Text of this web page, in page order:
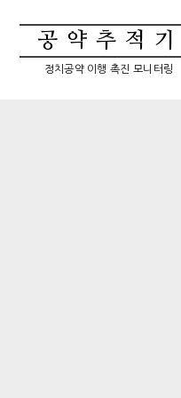
공약추적기
정치공약 이행 촉진 모니터링